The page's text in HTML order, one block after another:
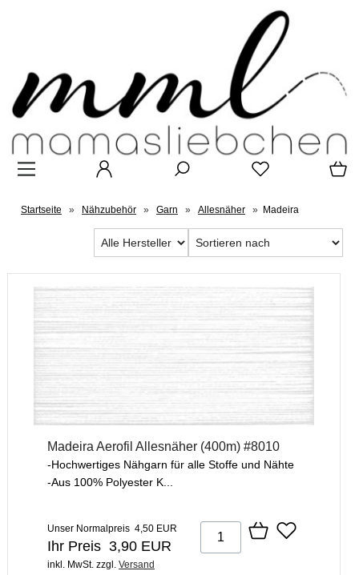
Startseite » Nähzubehör » Garn » Allesnäher » Madeira
Madeira Aerofil Allesnäher (400m) #8010
-Hochwertiges Nähgarn für alle Stoffe und Nähte
-Aus 100% Polyester K...
Unser Normalpreis 4,50 EUR
Ihr Preis 3,90 EUR
inkl. MwSt. zzgl. Versand